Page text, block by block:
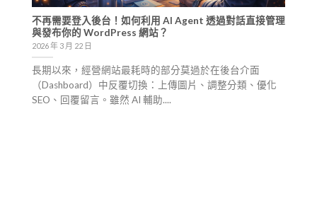
不再需要登入後台！如何利用 AI Agent 透過對話直接管理
與發布你的 WordPress 網站？
2026 年 3 月 22 日
長期以來，經營網站最耗時的部分莫過於在後台介面
（Dashboard）中反覆切換：上傳圖片、調整分類、優化
SEO、回覆留言。雖然 AI 輔助....